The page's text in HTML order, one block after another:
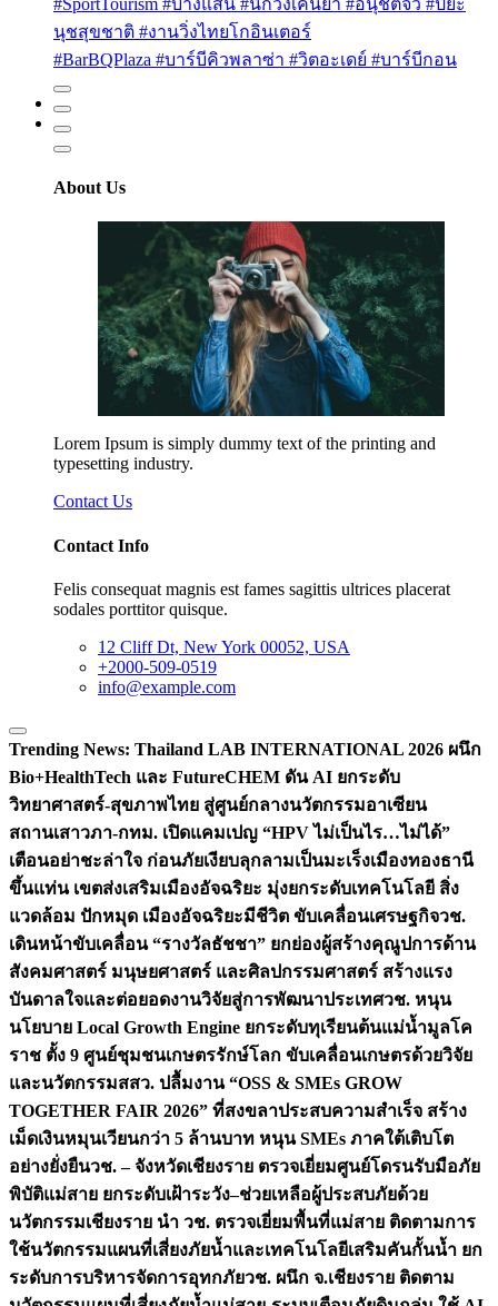
#SportTourism #บางแสน #นักวิ่งเคนยา #อนุชิตจิว #ปิยะ
นุชสุขชาติ #งานวิ่งไทยโกอินเตอร์
#BarBQPlaza #บาร์บีคิวพลาซ่า #วิตอะเดย์ #บาร์บีกอน
About Us
Lorem Ipsum is simply dummy text of the printing and
typesetting industry.
Contact Us
Contact Info
Felis consequat magnis est fames sagittis ultrices placerat
sodales porttitor quisque.
12 Cliff Dt, New York 00052, USA
+2000-509-0519
info@example.com
Trending News: Thailand LAB INTERNATIONAL 2026 ผนึก
Bio+HealthTech และ FutureCHEM ดัน AI ยกระดับ
วิทยาศาสตร์-สุขภาพไทย สู่ศูนย์กลางนวัตกรรมอาเซียน
สถานเสาวภา-กทม. เปิดแคมเปญ “HPV ไม่เป็นไร…ไม่ได้”
เตือนอย่าชะล่าใจ ก่อนภัยเงียบลุกลามเป็นมะเร็งเมืองทองธานี
ขึ้นแท่น เขตส่งเสริมเมืองอัจฉริยะ มุ่งยกระดับเทคโนโลยี สิ่ง
แวดล้อม ปักหมุด เมืองอัจฉริยะมีชีวิต ขับเคลื่อนเศรษฐกิจวช.
เดินหน้าขับเคลื่อน “รางวัลธัชชา” ยกย่องผู้สร้างคุณูปการด้าน
สังคมศาสตร์ มนุษยศาสตร์ และศิลปกรรมศาสตร์ สร้างแรง
บันดาลใจและต่อยอดงานวิจัยสู่การพัฒนาประเทศวช. หนุน
นโยบาย Local Growth Engine ยกระดับทุเรียนต้นแม่น้ำมูลโค
ราช ตั้ง 9 ศูนย์ชุมชนเกษตรรักษ์โลก ขับเคลื่อนเกษตรด้วยวิจัย
และนวัตกรรมสสว. ปลื้มงาน “OSS & SMEs GROW
TOGETHER FAIR 2026” ที่สงขลาประสบความสำเร็จ สร้าง
เม็ดเงินหมุนเวียนกว่า 5 ล้านบาท หนุน SMEs ภาคใต้เติบโต
อย่างยั่งยืนวช. – จังหวัดเชียงราย ตรวจเยี่ยมศูนย์โดรนรับมือภัย
พิบัติแม่สาย ยกระดับเฝ้าระวัง–ช่วยเหลือผู้ประสบภัยด้วย
นวัตกรรมเชียงราย นำ วช. ตรวจเยี่ยมพื้นที่แม่สาย ติดตามการ
ใช้นวัตกรรมแผนที่เสี่ยงภัยน้ำและเทคโนโลยีเสริมคันกั้นน้ำ ยก
ระดับการบริหารจัดการอุทกภัยวช. ผนึก จ.เชียงราย ติดตาม